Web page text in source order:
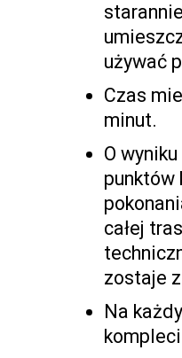
używać
Czas
minut.
O
punktów
całej
zostaje
Na